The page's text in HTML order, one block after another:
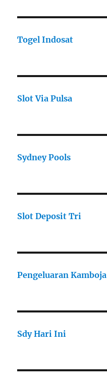
Togel Indosat
Slot Via Pulsa
Sydney Pools
Slot Deposit Tri
Pengeluaran Kamboja
Sdy Hari Ini